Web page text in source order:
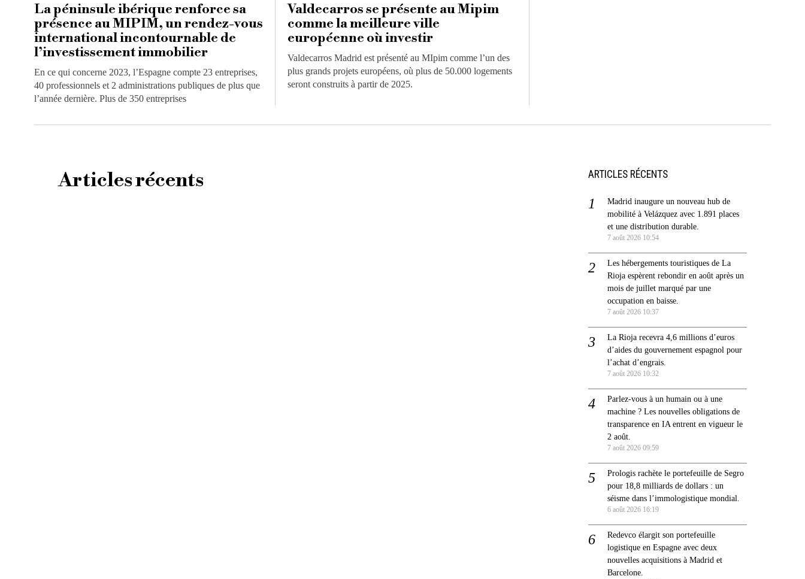
La péninsule ibérique renforce sa
présence au MIPIM, un rendez-vous
international incontournable de
l’investissement immobilier
En ce qui concerne 2023, l’Espagne compte 23 entreprises,
40 professionnels et 2 administrations publiques de plus que
l’année dernière. Plus de 350 entreprises
Valdecarros se présente au Mipim
comme la meilleure ville
européenne où investir
Valdecarros Madrid est présenté au MIpim comme l’un des
plus grands projets européens, où plus de 50.000 logements
seront construits à partir de 2025.
Articles récents ARTICLES RÉCENTS
Madrid inaugure un nouveau hub de
mobilité à Velázquez avec 1.891 places
et une distribution durable.
7 août 2026 10:54
Les hébergements touristiques de La
Rioja espèrent rebondir en août après un
mois de juillet marqué par une
occupation en baisse.
7 août 2026 10:37
La Rioja recevra 4,6 millions d’euros
d’aides du gouvernement espagnol pour
l’achat d’engrais.
7 août 2026 10:32
Parlez-vous à un humain ou à une
machine ? Les nouvelles obligations de
transparence en IA entrent en vigueur le
2 août.
7 août 2026 09:59
Prologis rachète le portefeuille de Segro
pour 18,8 milliards de dollars : un
séisme dans l’immologistique mondial.
6 août 2026 16:19
Redevco élargit son portefeuille
logistique en Espagne avec deux
nouvelles acquisitions à Madrid et
Barcelone.